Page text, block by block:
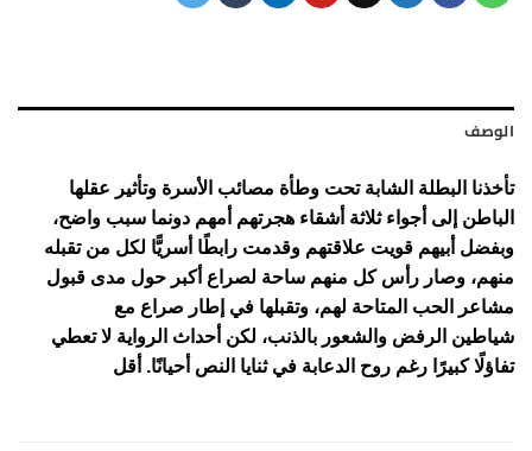
الوصف
تأخذنا البطلة الشابة تحت وطأة مصائب الأسرة وتأثير عقلها
الباطن إلى أجواء ثلاثة أشقاء هجرتهم أمهم دونما سبب واضح،
وبفضل أبيهم قويت علاقتهم وقدمت رابطًا أسريًّا لكل من تقبله
منهم، وصار رأس كل منهم ساحة لصراع أكبر حول مدى قبول
مشاعر الحب المتاحة لهم، وتقبلها في إطار صراع مع
شياطين الرفض والشعور بالذنب، لكن أحداث الرواية لا تعطي
تفاؤلًا كبيرًا رغم روح الدعابة في ثنايا النص أحيانًا. أقل